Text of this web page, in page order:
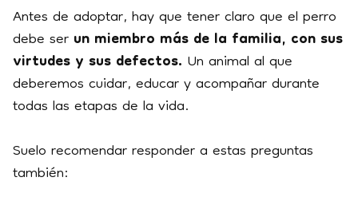
Antes de adoptar, hay que tener claro que el perro
debe serun miembro más de la familia, con sus
virtudes y sus defectos.Un animal al que
deberemos cuidar, educar y acompañar durante
todas las etapas de la vida.
Suelo recomendar responder a estas preguntas
también: